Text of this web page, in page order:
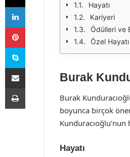
Hayatı
Kariyeri
Ödülleri ve
Özel Hayatı
Burak
Burak
boyunca birçok
Kunduracıoğlu’nun
Hayatı
LinkedIn
Pinterest
Skype
E-Posta ile paylaş